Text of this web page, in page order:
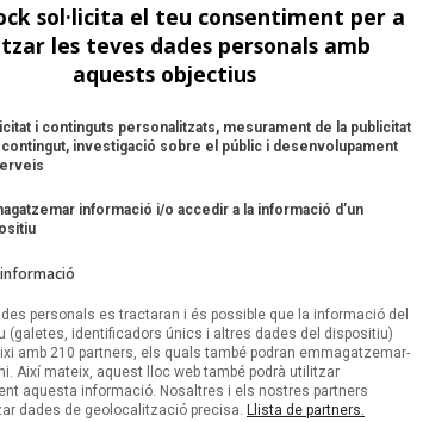
tu"
"Postlude To A Kiss"
Goran Levi
sol·licita el teu consentiment per a
les teves dades personals amb
aquests objectius
i continguts personalitzats, mesurament de la publicitat
contingut, investigació sobre el públic i desenvolupament
informació i/o accedir a la informació d’un
personals es tractaran i és possible que la informació del
(galetes, identificadors únics i altres dades del dispositiu)
amb 210 partners, els quals també podran emmagatzemar-
Així mateix, aquest lloc web també podrà utilitzar
aquesta informació. Nosaltres i els nostres partners
dades de geolocalització precisa. Llista de partners.